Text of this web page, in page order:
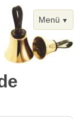
Menü